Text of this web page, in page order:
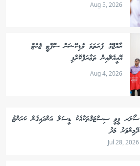
Aug 5, 2026
ރާއްޖޭގެ ފުރަތަމަ މެޑިކޭޝަން ސޭފްޓީ ޖެކެޓް
އޭއީއެޗްއިން ތަޢާރަފްކޮށްފި
Aug 4, 2026
ސޯލަރ ޕީވީ ސިސްޓަމްތަކާއެކު ޑީސަލް އަންދައިގެން ކަރަންޓު
ދޭމިންވަރު މަދު
Jul 28, 2026